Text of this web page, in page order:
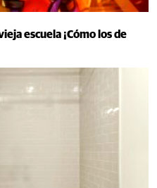
escuela ¡Cómo los de